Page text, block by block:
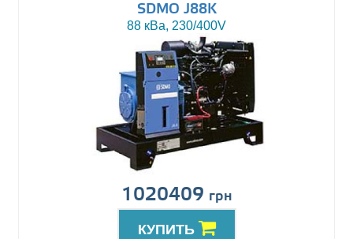
SDMO J88K
88 кВа, 230/400V
1020409 грн
КУПИТЬ